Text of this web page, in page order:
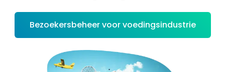
Bezoekersbeheer voor voedingsindustrie